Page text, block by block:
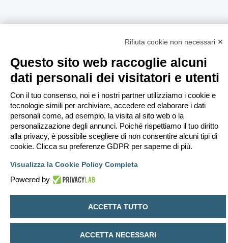
Rifiuta cookie non necessari ✕
Questo sito web raccoglie alcuni
dati personali dei visitatori e utenti
Con il tuo consenso, noi e i nostri partner utilizziamo i cookie e
tecnologie simili per archiviare, accedere ed elaborare i dati
personali come, ad esempio, la visita al sito web o la
personalizzazione degli annunci. Poiché rispettiamo il tuo diritto
alla privacy, è possibile scegliere di non consentire alcuni tipi di
cookie. Clicca su preferenze GDPR per saperne di più.
Visualizza la Cookie Policy Completa
Powered by
ACCETTA TUTTO
ACCETTA NECESSARI